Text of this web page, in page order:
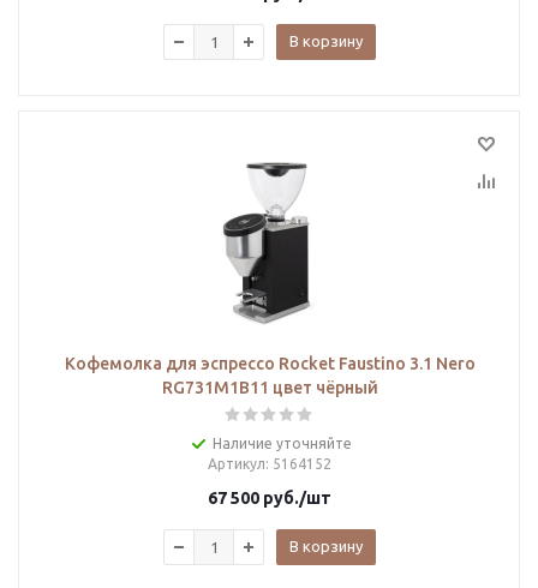
В корзину
Кофемолка для эспрессо Rocket Faustino 3.1 Nero
RG731M1B11 цвет чёрный
Наличие уточняйте
Артикул: 5164152
67 500 руб./шт
В корзину